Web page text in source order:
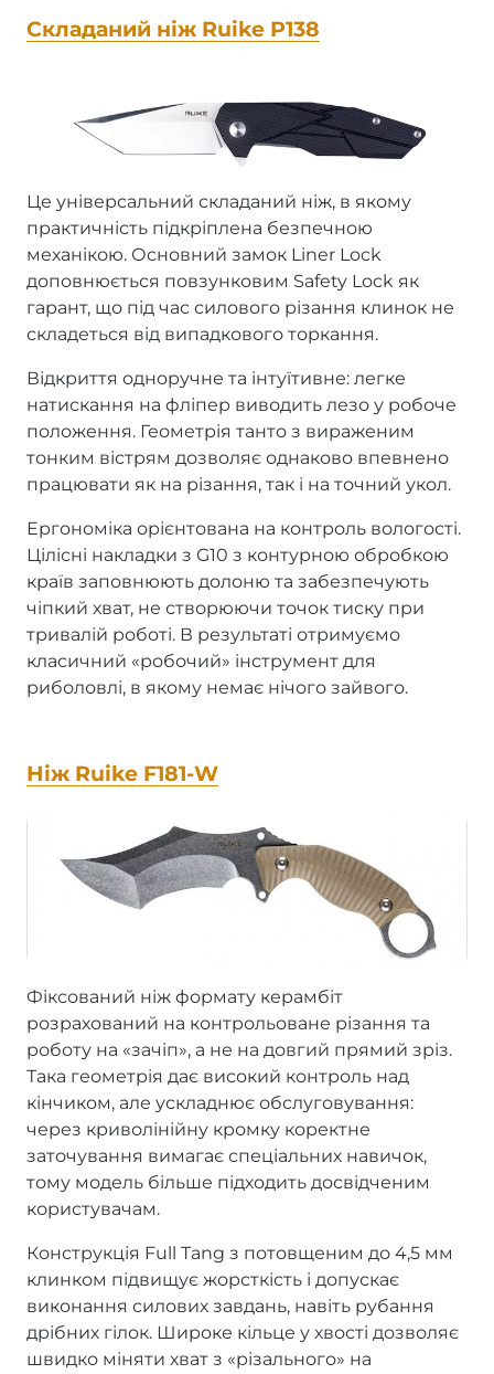
Складаний ніж Ruike P138
Це універсальний складаний ніж, в якому
практичність підкріплена безпечною
механікою. Основний замок Liner Lock
доповнюється повзунковим Safety Lock як
гарант, що під час силового різання клинок не
складеться від випадкового торкання.
Відкриття одноручне та інтуїтивне: легке
натискання на фліпер виводить лезо у робоче
положення. Геометрія танто з вираженим
тонким вістрям дозволяє однаково впевнено
працювати як на різання, так і на точний укол.
Ергономіка орієнтована на контроль вологості.
Цілісні накладки з G10 з контурною обробкою
країв заповнюють долоню та забезпечують
чіпкий хват, не створюючи точок тиску при
тривалій роботі. В результаті отримуємо
класичний «робочий» інструмент для
риболовлі, в якому немає нічого зайвого.
Ніж Ruike F181-W
Фіксований ніж формату керамбіт
розрахований на контрольоване різання та
роботу на «зачіп», а не на довгий прямий зріз.
Така геометрія дає високий контроль над
кінчиком, але ускладнює обслуговування:
через криволінійну кромку коректне
заточування вимагає спеціальних навичок,
тому модель більше підходить досвідченим
користувачам.
Конструкція Full Tang з потовщеним до 4,5 мм
клинком підвищує жорсткість і допускає
виконання силових завдань, навіть рубання
дрібних гілок. Широке кільце у хвості дозволяє
швидко міняти хват з «різального» на